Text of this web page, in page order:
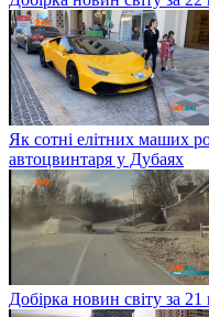
Як сотні елітних маших
автоцвинтаря у Дубаях
Добірка новин світу за